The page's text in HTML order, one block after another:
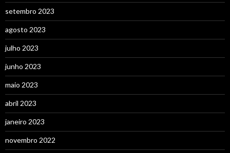
setembro 2023
agosto 2023
julho 2023
junho 2023
maio 2023
abril 2023
janeiro 2023
novembro 2022